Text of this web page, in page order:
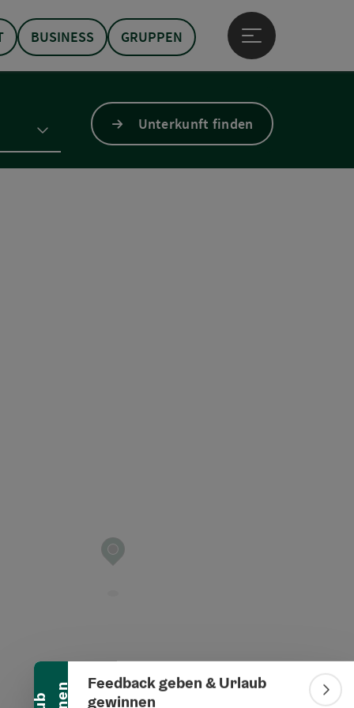
Banner einklappen
Feedback geben & Urlaub
gewinnen
BUSINESS GRUPPEN
Hauptmenü öffnen
Unterkunft finden